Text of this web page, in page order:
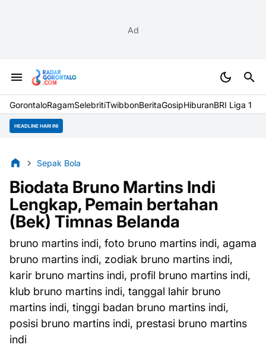
Ad
GorontaloRagamSelebritiTwibbonBeritaGosipHiburanBRI Liga 1
HEADLINE HARI INI
Sepak Bola
Biodata Bruno Martins Indi
Lengkap, Pemain bertahan
(Bek) Timnas Belanda
bruno martins indi, foto bruno martins indi, agama
bruno martins indi, zodiak bruno martins indi,
karir bruno martins indi, profil bruno martins indi,
klub bruno martins indi, tanggal lahir bruno
martins indi, tinggi badan bruno martins indi,
posisi bruno martins indi, prestasi bruno martins
indi